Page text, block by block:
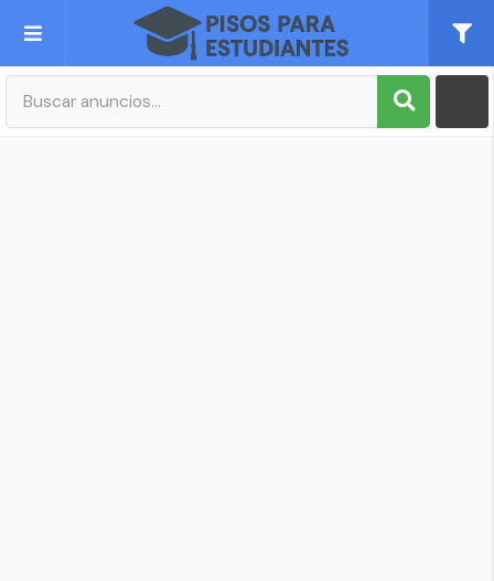
Publica tu Anuncio